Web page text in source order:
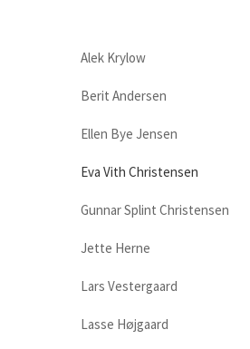
Alek Krylow
Berit Andersen
Ellen Bye Jensen
Eva Vith Christensen
Gunnar Splint Christensen
Jette Herne
Lars Vestergaard
Lasse Højgaard